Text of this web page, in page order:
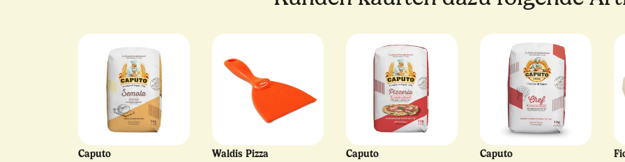
Caputo Waldis Pizza Caputo Caputo